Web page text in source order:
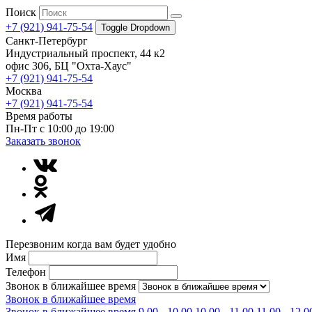
Поиск
+7 (921) 941-75-54
Toggle Dropdown
Санкт-Петербург
Индустриальный проспект, 44 к2
офис 306, БЦ "Охта-Хаус"
+7 (921) 941-75-54
Москва
+7 (921) 941-75-54
Время работы
Пн-Пт с 10:00 до 19:00
Заказать звонок
Перезвоним когда вам будет удобно
Имя
Телефон
Звонок в ближайшее время
Звонок в ближайшее время